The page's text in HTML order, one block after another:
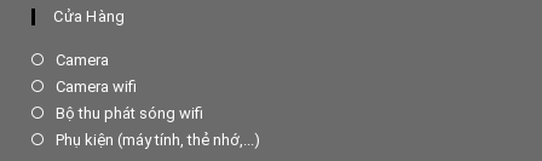
Cửa Hàng
Camera
in
new
tab
Camera wifi
in
new
Bộ thu phát sóng wifi
in
Phụ kiện (máy tính, thẻ nhớ,...)